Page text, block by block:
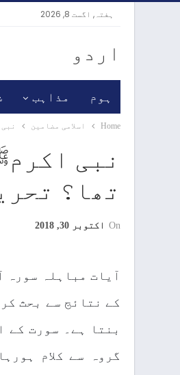
ہفتہ, اگست 8, 2026
اردو
ہوم مذاہب
Home اسلامی مضامین
نبی
تھا؟
On اکتوبر 30, 2018
آیات مباہلہ سورہ
بنتا ہے۔ سورت
گروہ سے کلام